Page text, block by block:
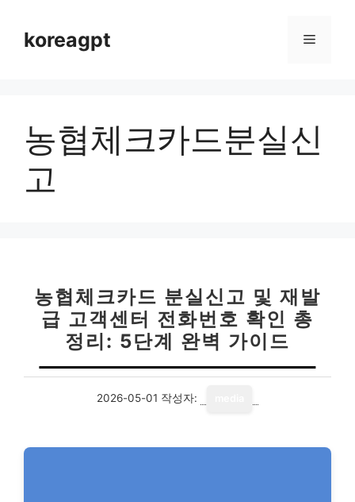
koreagpt 메
농협체크카드분실신
고
농협체크카드 분실신고 및 재발
급 고객센터 전화번호 확인 총
정리: 5단계 완벽 가이드
2026-05-01 작성자: